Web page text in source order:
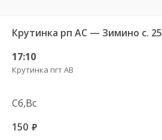
Крутинка рп АС — Зимино с. 25
17:10
Крутинка пгт АВ
Сб,Вс
150 руб.